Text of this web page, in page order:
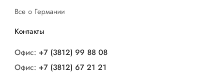
Все о Германии
Контакты
Офис: +7 (3812) 99 88 08
Офис: +7 (3812) 67 21 21